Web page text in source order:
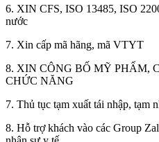
6. XIN CFS, ISO 13485, ISO
nước
7. Xin cấp mã hãng, mã VTYT
8. XIN CÔNG BỐ MỸ PHẨM,
CHỨC NĂNG
7. Thủ tục tạm xuất tái nhập, tạm
8. Hỗ trợ khách vào các Group